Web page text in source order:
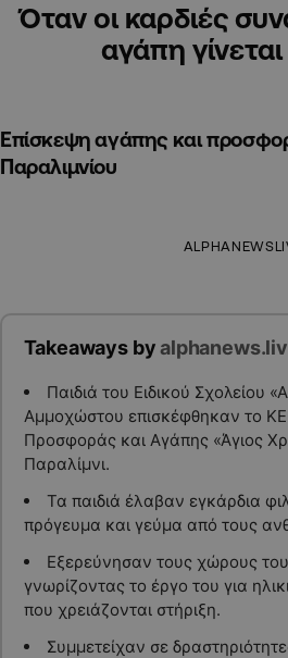
Όταν οι καρδιές
αγάπη
Επίσκεψη αγάπης και
Παραλιμνίου
Takeaways by
Παιδιά του Ειδικού Σχολείου
Αμμοχώστου επισκέφθηκαν το
Προσφοράς και Αγάπης «Άγιος
Παραλίμνι.
Τα παιδιά έλαβαν εγκάρδια
πρόγευμα και γεύμα από τους
Εξερεύνησαν τους χώρους
γνωρίζοντας το έργο του για
που χρειάζονται στήριξη.
Συμμετείχαν σε